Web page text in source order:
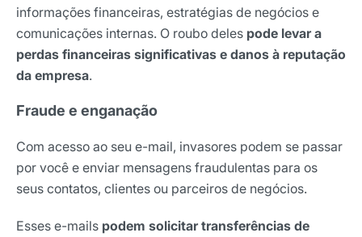
informações financeiras, estratégias de negócios e
comunicações internas. O roubo deles pode levar a
perdas financeiras significativas e danos à reputação
da empresa.
Fraude e enganação
Com acesso ao seu e-mail, invasores podem se passar
por você e enviar mensagens fraudulentas para os
seus contatos, clientes ou parceiros de negócios.
Esses e-mails podem solicitar transferências de